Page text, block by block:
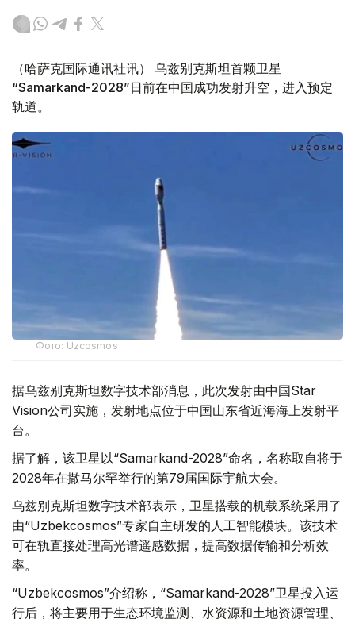
（哈萨克国际通讯社讯） 乌兹别克斯坦首颗卫星
“Samarkand-2028”日前在中国成功发射升空，进入预定
轨道。
Фото: Uzcosmos
据乌兹别克斯坦数字技术部消息，此次发射由中国Star
Vision公司实施，发射地点位于中国山东省近海海上发射平
台。
据了解，该卫星以“Samarkand-2028”命名，名称取自将于
2028年在撒马尔罕举行的第79届国际宇航大会。
乌兹别克斯坦数字技术部表示，卫星搭载的机载系统采用了
由“Uzbekcosmos”专家自主研发的人工智能模块。该技术
可在轨直接处理高光谱遥感数据，提高数据传输和分析效
率。
“Uzbekcosmos”介绍称，“Samarkand-2028”卫星投入运
行后，将主要用于生态环境监测、水资源和土地资源管理、